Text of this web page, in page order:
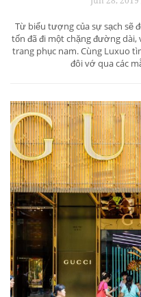
Từ biểu tượng của sự sạch sẽ
tốn đã đi một chặng đường
trang phục nam. Cùng Luxuo
đôi vớ qua các